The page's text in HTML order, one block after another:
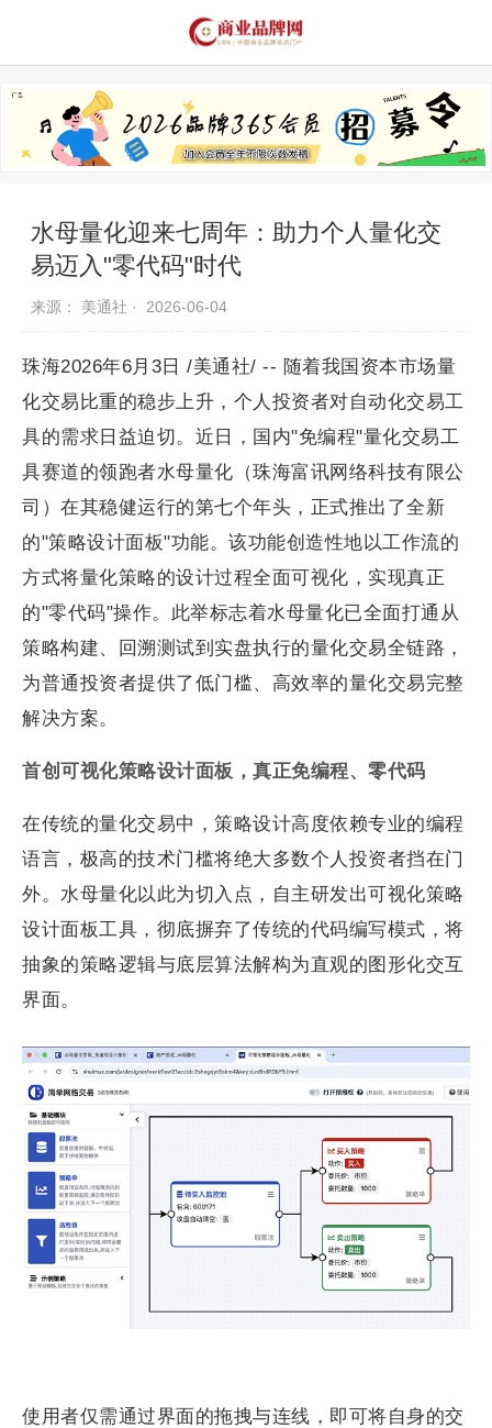
推荐品牌 品牌故事
水母量化迎来七周年：助力个人量化交
易迈入"零代码"时代
来源： 美通社 · 2026-06-04
珠海2026年6月3日 /美通社/ -- 随着我国资本市场量
化交易比重的稳步上升，个人投资者对自动化交易工
具的需求日益迫切。近日，国内"免编程"量化交易工
具赛道的领跑者水母量化（珠海富讯网络科技有限公
司）在其稳健运行的第七个年头，正式推出了全新
的"策略设计面板"功能。该功能创造性地以工作流的
方式将量化策略的设计过程全面可视化，实现真正
的"零代码"操作。此举标志着水母量化已全面打通从
策略构建、回溯测试到实盘执行的量化交易全链路，
为普通投资者提供了低门槛、高效率的量化交易完整
解决方案。
首创可视化策略设计面板，真正免编程、零代码
在传统的量化交易中，策略设计高度依赖专业的编程
语言，极高的技术门槛将绝大多数个人投资者挡在门
外。水母量化以此为切入点，自主研发出可视化策略
设计面板工具，彻底摒弃了传统的代码编写模式，将
抽象的策略逻辑与底层算法解构为直观的图形化交互
界面。
使用者仅需通过界面的拖拽与连线，即可将自身的交